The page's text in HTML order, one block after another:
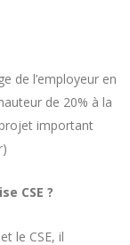
de l’employeur en
de 20% à la
projet important
CSE ?
le CSE, il